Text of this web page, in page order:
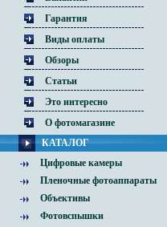
Гарантия
Виды оплаты
Обзоры
Статьи
Это интересно
О фотомагазине
КАТАЛОГ
Цифровые камеры
Пленочные фотоаппараты
Объективы
Фотовспышки